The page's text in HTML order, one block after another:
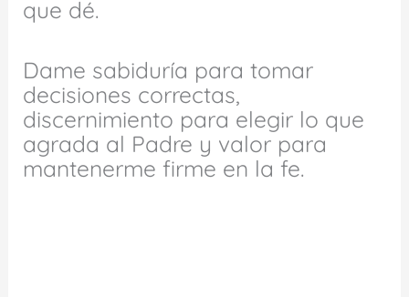
que dé.
Dame sabiduría para tomar
decisiones correctas,
discernimiento para elegir lo que
agrada al Padre y valor para
mantenerme firme en la fe.